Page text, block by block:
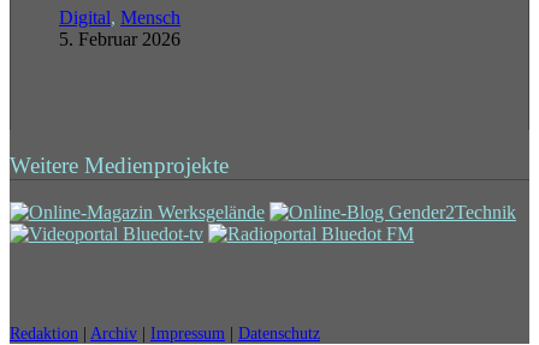
Digital, Mensch
5. Februar 2026
Weitere Medienprojekte
Redaktion Archiv Impressum Datenschutz